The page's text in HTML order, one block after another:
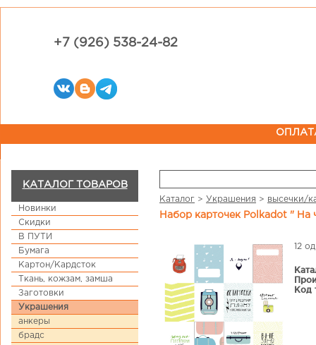
+7 (926) 538-24-82
КАТАЛОГ ТОВАРОВ
Новинки
Скидки
В ПУТИ
Бумага
Картон/Кардсток
Ткань, кожзам, замша
Заготовки
Украшения
анкеры
брадс
Каталог > Украшения > высечки/
Набор карточек Polkadot " На
12
Код